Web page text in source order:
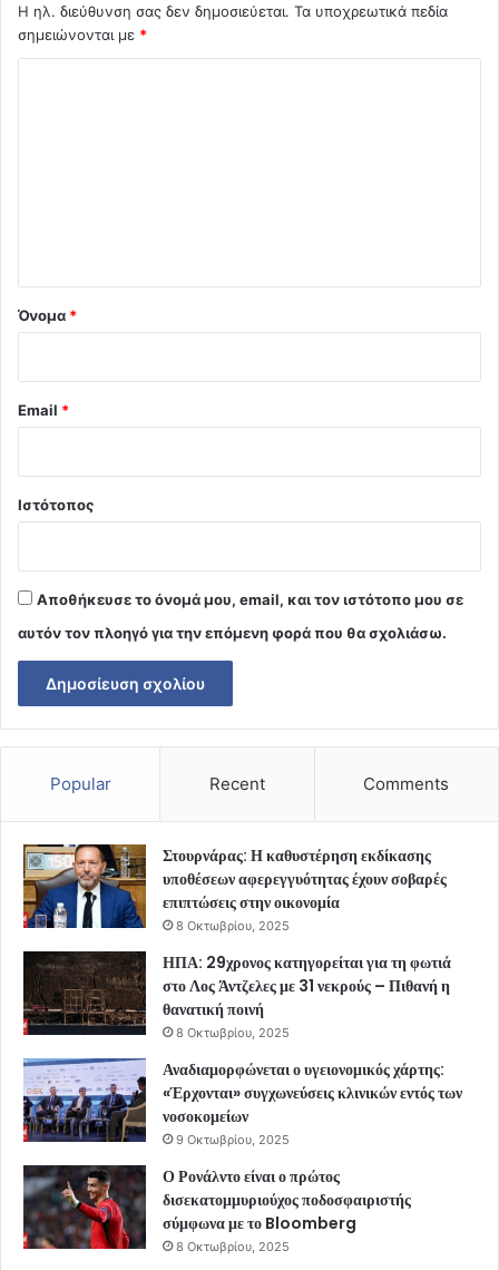
Η ηλ. διεύθυνση σας δεν δημοσιεύεται. Τα υποχρεωτικά πεδία
σημειώνονται με *
Όνομα *
Email *
Ιστότοπος
Αποθήκευσε το όνομά μου, email, και τον ιστότοπο μου σε
αυτόν τον πλοηγό για την επόμενη φορά που θα σχολιάσω.
Popular Recent Comments
Στουρνάρας: Η καθυστέρηση εκδίκασης
υποθέσεων αφερεγγυότητας έχουν σοβαρές
επιπτώσεις στην οικονομία
8 Οκτωβρίου, 2025
ΗΠΑ: 29χρονος κατηγορείται για τη φωτιά
στο Λος Άντζελες με 31 νεκρούς – Πιθανή η
θανατική ποινή
8 Οκτωβρίου, 2025
Αναδιαμορφώνεται ο υγειονομικός χάρτης:
«Έρχονται» συγχωνεύσεις κλινικών εντός των
νοσοκομείων
9 Οκτωβρίου, 2025
Ο Ρονάλντο είναι ο πρώτος
δισεκατομμυριούχος ποδοσφαιριστής
σύμφωνα με το Bloomberg
8 Οκτωβρίου, 2025